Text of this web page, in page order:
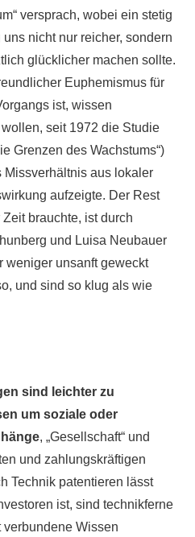
versprach, wobei ein stetig
nicht nur reicher, sondern
glücklicher machen sollte.
Euphemismus für
ist, wissen
seit 1972 die Studie
Grenzen des Wachstums“)
aus lokaler
aufzeigte. Der Rest
brauchte, ist durch
und Luisa Neubauer
weniger unsanft geweckt
und sind so klug als wie
sind leichter zu
um soziale oder
, „Gesellschaft“ und
und zahlungskräftigen
Technik patentieren lässt
ist, sind technikferne
verbundene Wissen